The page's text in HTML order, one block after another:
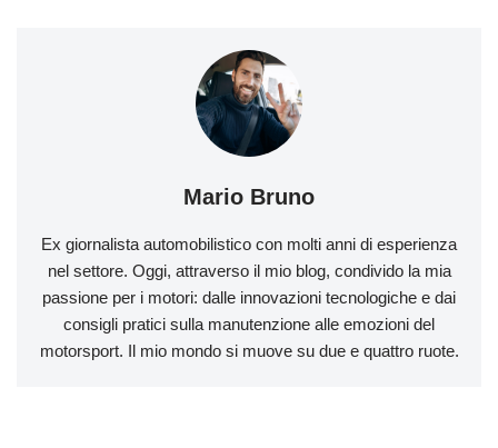
Mario Bruno
Ex giornalista automobilistico con molti anni di esperienza
nel settore. Oggi, attraverso il mio blog, condivido la mia
passione per i motori: dalle innovazioni tecnologiche e dai
consigli pratici sulla manutenzione alle emozioni del
motorsport. Il mio mondo si muove su due e quattro ruote.